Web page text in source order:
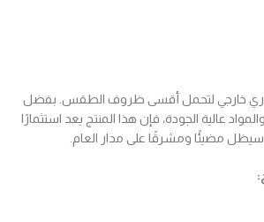
خارجي لتحمل أقسى ظروف الطقس. بفضل
عالية الجودة، فإن هذا المنتج يعد استثمارًا
مضيئًا ومشرقًا على مدار العام.